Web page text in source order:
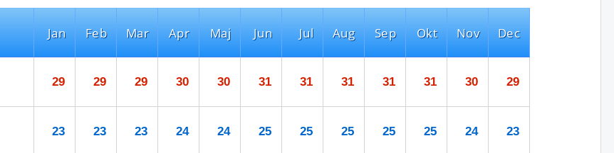
Jan
29
23
Feb
29
23
Mar
29
23
Apr
30
24
Maj
30
24
Jun
31
25
Jul
31
25
Aug
31
25
Sep
31
25
Okt
31
25
Nov
30
24
Dec
29
23